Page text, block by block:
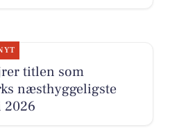
titlen som
næsthyggeligste
2026